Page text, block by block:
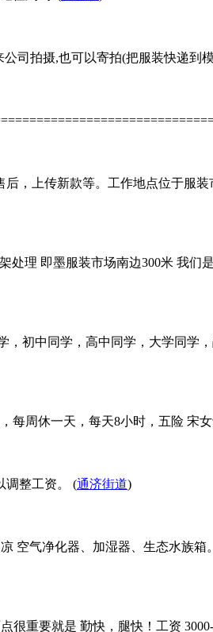
司拍摄,也可以寄拍(把服装快递到
，上传新款等。工作地点位于服
处理 即墨服装市场南边300米 我们
初中同学，高中同学，大学同学
每周休一天，每天8小时，五险 宋
调整工资。 (通济街道)
空气净化器、加湿器、生态水族
重要就是 勤快，腿快！工资